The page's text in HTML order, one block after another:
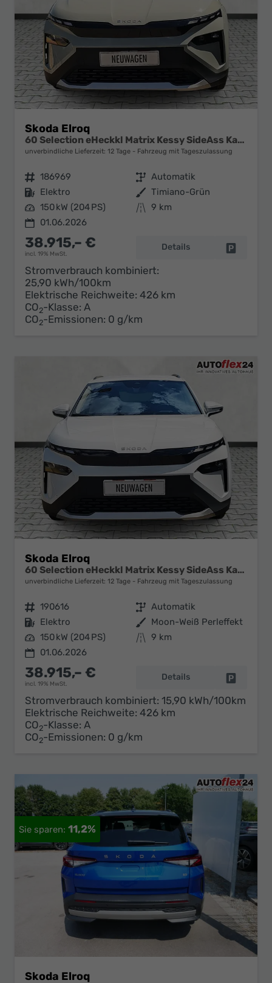
Skoda Elroq
60 Selection eHeckkl Matrix Kessy SideAss Kamera 19Z
unverbindliche Lieferzeit: 12 Tage Fahrzeug mit Tageszulassung
Fahrzeugnr. 186969 Getriebe Automatik
Kraftstoff Elektro Außenfarbe Timiano-Grün
Leistung 150 kW (204 PS) Kilometerstand 9 km
01.06.2026
38.915,– €
incl. 19% MwSt.
Details
Stromverbrauch kombiniert:
25,90 kWh/100km
Elektrische Reichweite: 426 km
CO2-Klasse: A
CO2-Emissionen: 0 g/km
Skoda Elroq
60 Selection eHeckkl Matrix Kessy SideAss Kamera 19Z
unverbindliche Lieferzeit: 12 Tage Fahrzeug mit Tageszulassung
Fahrzeugnr. 190616 Getriebe Automatik
Kraftstoff Elektro Außenfarbe Moon-Weiß Perleffekt
Leistung 150 kW (204 PS) Kilometerstand 9 km
01.06.2026
38.915,– €
incl. 19% MwSt.
Details
Stromverbrauch kombiniert: 15,90 kWh/100km
Elektrische Reichweite: 426 km
CO2-Klasse: A
CO2-Emissionen: 0 g/km
11,2%
Skoda Elroq